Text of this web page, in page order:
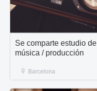
Se comparte estudio de
música / producción
Barcelona